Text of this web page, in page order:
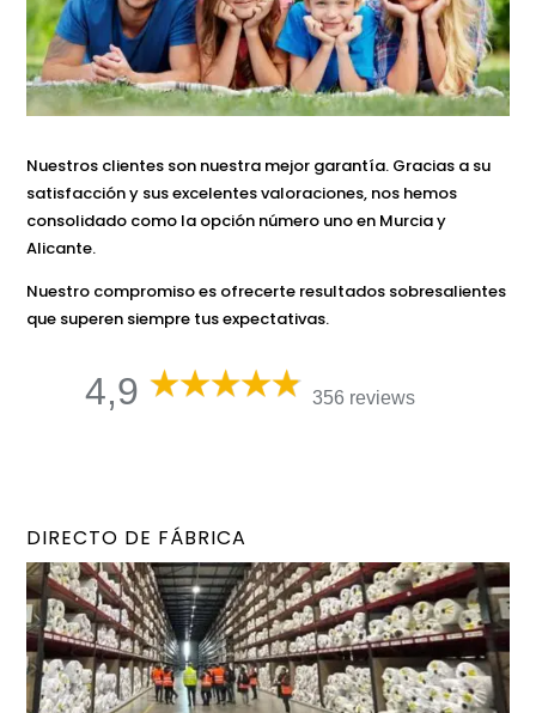
Nuestros clientes son nuestra mejor garantía. Gracias a su
satisfacción y sus excelentes valoraciones, nos hemos
consolidado como la opción número uno en Murcia y
Alicante.
Nuestro compromiso es ofrecerte resultados sobresalientes
que superen siempre tus expectativas.
4,9 356 reviews
DIRECTO DE FÁBRICA